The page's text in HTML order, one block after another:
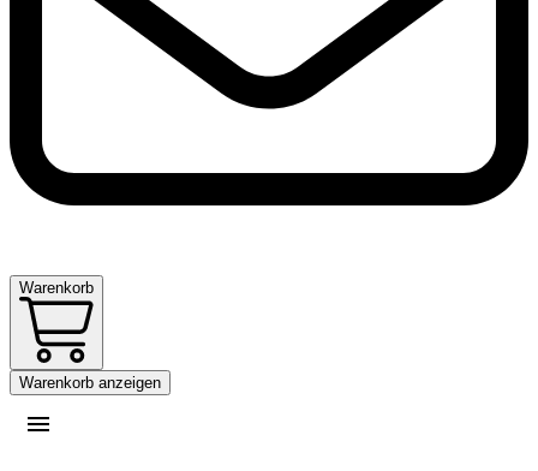
Warenkorb
Warenkorb anzeigen